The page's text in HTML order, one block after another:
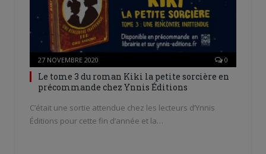
27 NOVEMBRE 2020 0
Le tome 3 du roman Kiki la petite sorcière en
précommande chez Ynnis Éditions
C’était une sortie attendue chez les lecteurs d’Ynnis
Éditions pour cette fin d’année et la…